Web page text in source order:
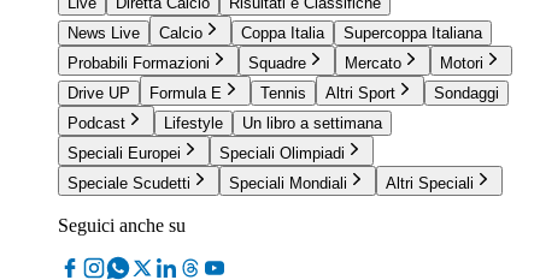
News Live
Calcio Coppa Italia
Supercoppa Italiana
Probabili Formazioni
Squadre Mercato
Motori
Drive UP
Formula E Tennis Altri Sport
Sondaggi
Podcast
Lifestyle
Un libro a settimana
Speciali Europei
Speciali Olimpiadi
Speciale Scudetti
Speciali Mondiali Altri Speciali
Seguici anche su